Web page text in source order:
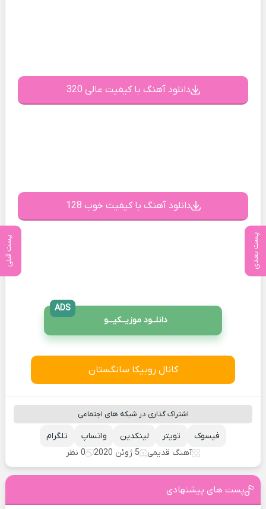
پست بعدی پست قبلی
دانلود آهنگ با کیفیت عالی 320
دانلود آهنگ با کیفیت خوب 128
دانلــود موزیــکیـــو
ADS
کانال روبیکا سانگستان
اشتراک گذاری در شبکه های اجتماعی
تلگرام واتساپ لینکدین تویتر
فیسوک
آهنگ قدیمی
5 ژوئن 2020 0 نظر
پست های پیشنهادی